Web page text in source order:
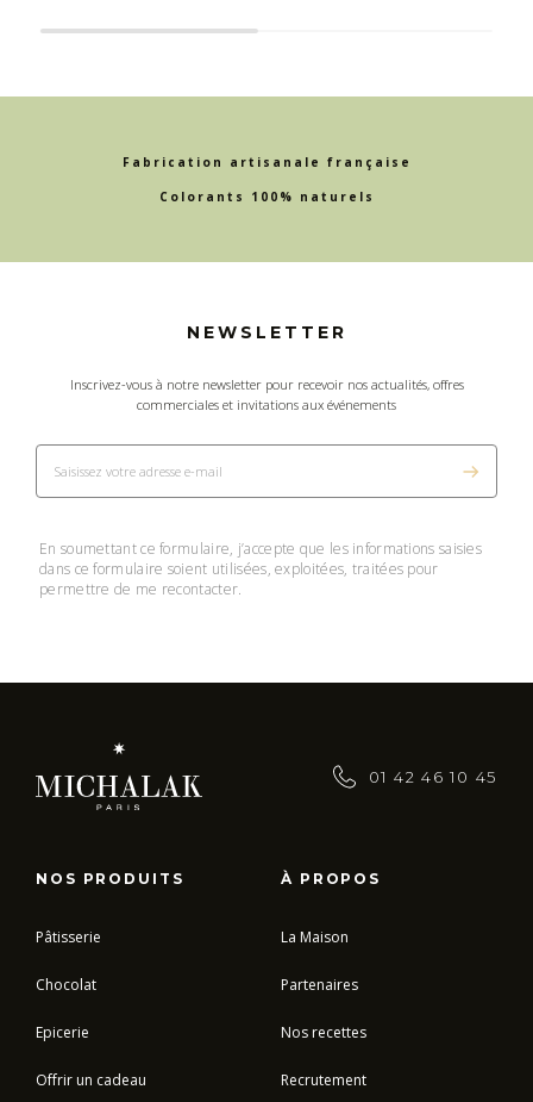
Fabrication artisanale française
Colorants 100% naturels
NEWSLETTER
Inscrivez-vous à notre newsletter pour recevoir nos actualités, offres
commerciales et invitations aux événements
En soumettant ce formulaire, j’accepte que les informations saisies
dans ce formulaire soient utilisées, exploitées, traitées pour
permettre de me recontacter.
01 42 46 10 45
NOS PRODUITS
Pâtisserie
Chocolat
Epicerie
Offrir un cadeau
À PROPOS
La Maison
Partenaires
Nos recettes
Recrutement